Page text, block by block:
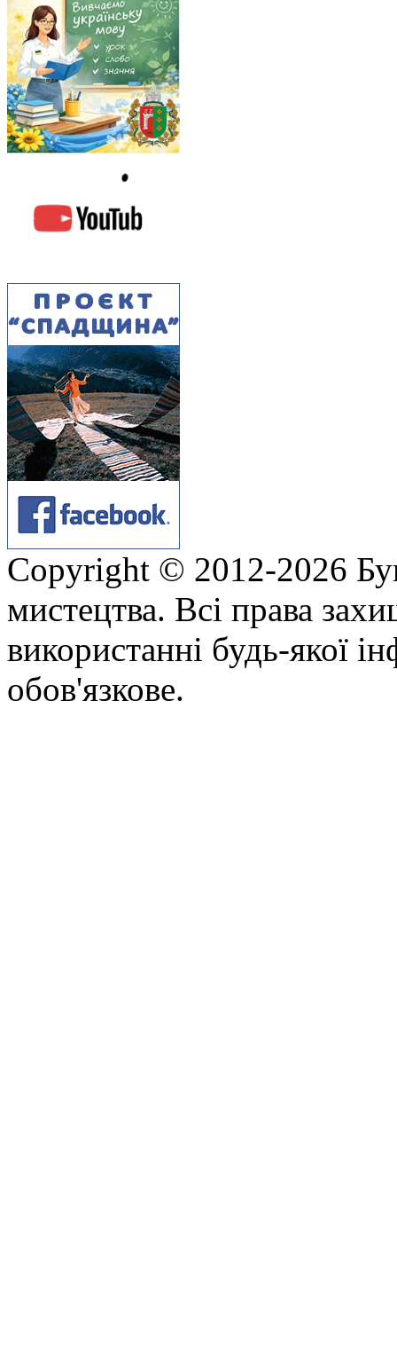
Copyright © 2012-2026
мистецтва. Всі права
використанні будь-якої
обов'язкове.